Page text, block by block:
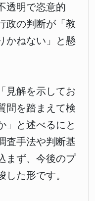
透明で恣意的
政の判断が「教
かねない」と懸
見解を示してお
問を踏まえて検
」と述べるにと
査手法や判断基
まず、今後のプ
た形です。